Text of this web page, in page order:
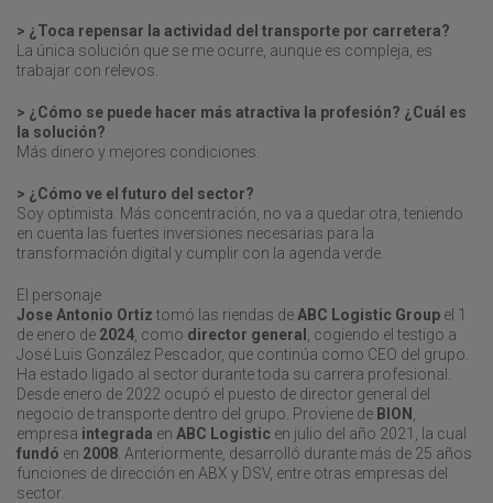
> ¿Toca repensar la actividad del transporte por carretera?
La única solución que se me ocurre, aunque es compleja, es
trabajar con relevos.
> ¿Cómo se puede hacer más atractiva la profesión? ¿Cuál es
la solución?
Más dinero y mejores condiciones.
> ¿Cómo ve el futuro del sector?
Soy optimista. Más concentración, no va a quedar otra, teniendo
en cuenta las fuertes inversiones necesarias para la
transformación digital y cumplir con la agenda verde.
El personaje
Jose Antonio Ortiz tomó las riendas de ABC Logistic Group el 1
de enero de 2024 , como director general , cogiendo el testigo a
José Luis González Pescador, que continúa como CEO del grupo.
Ha estado ligado al sector durante toda su carrera profesional.
Desde enero de 2022 ocupó el puesto de director general del
negocio de transporte dentro del grupo. Proviene de BION
empresa integrada en ABC Logistic en julio del año 2021, la cual
fundó en 2008 . Anteriormente, desarrolló durante más de 25 años
funciones de dirección en ABX y DSV, entre otras empresas del
sector.